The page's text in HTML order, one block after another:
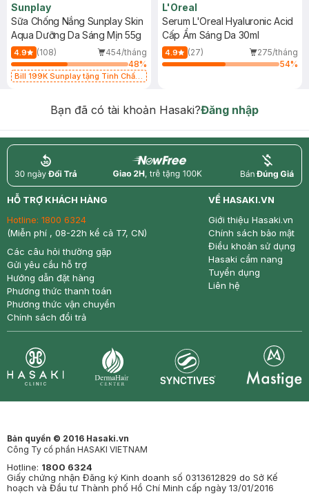
Sunplay
Sữa Chống Nắng Sunplay Skin
Aqua Dưỡng Da Sáng Mịn 55g
4.9 (108)
454/tháng
48%
Bill 199K Sunplay tặng Tinh Chất
L'Oreal
Serum L'Oreal Hyaluronic Acid
Cấp Ẩm Sáng Da 30ml
4.9 (27)
275/tháng
54%
Bạn đã có tài khoản Hasaki?Đăng nhập
return nowfree price
HỖ TRỢ KHÁCH HÀNG
Hotline: 1800 6324
(Miễn phí , 08-22h kể cả T7, CN)
Các câu hỏi thường gặp
Gửi yêu cầu hỗ trợ
Hướng dẫn đặt hàng
Phương thức thanh toán
Phương thức vận chuyển
Chính sách đổi trả
VỀ HASAKI.VN
Giới thiệu Hasaki.vn
Chính sách bảo mật
Điều khoản sử dụng
Hasaki cẩm nang
Tuyển dụng
Liên hệ
Bản quyền © 2016 Hasaki.vn
Công Ty cổ phần HASAKI VIETNAM
Hotline: 1800 6324
Giấy chứng nhận Đăng ký Kinh doanh số 0313612829 do Sở Kế
hoạch và Đầu tư Thành phố Hồ Chí Minh cấp ngày 13/01/2016